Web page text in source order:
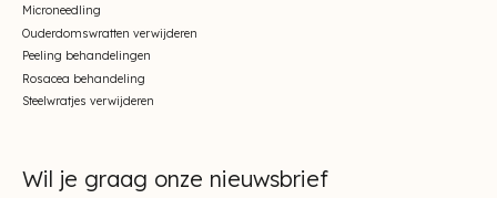
Microneedling
Ouderdomswratten verwijderen
Peeling behandelingen
Rosacea behandeling
Steelwratjes verwijderen
Wil je graag onze nieuwsbrief